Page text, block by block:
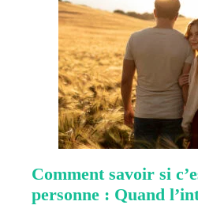
Comment savoir si
personne : Quand